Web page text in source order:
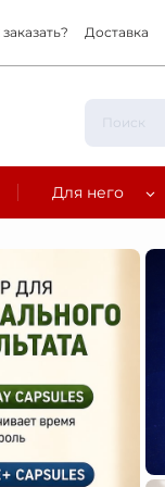
Доставка
Для него